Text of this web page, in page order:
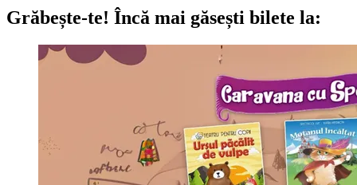
Grăbește-te! Încă mai găsești bilete la: